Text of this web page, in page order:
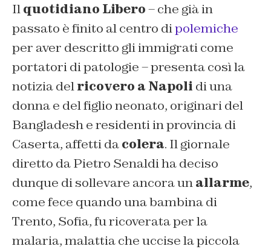
Ilquotidiano Libero– che già in
passato è finito al centro dipolemiche
per aver descritto gli immigrati come
portatori di patologie – presenta così la
notizia delricovero a Napoli di una
donna e del figlio neonato, originari del
Bangladesh e residenti in provincia di
Caserta, affetti dacolera. Il giornale
diretto da Pietro Senaldi ha deciso
dunque di sollevare ancora unallarme,
come fece quando una bambina di
Trento, Sofia, fu ricoverata per la
malaria, malattia che uccise la piccola